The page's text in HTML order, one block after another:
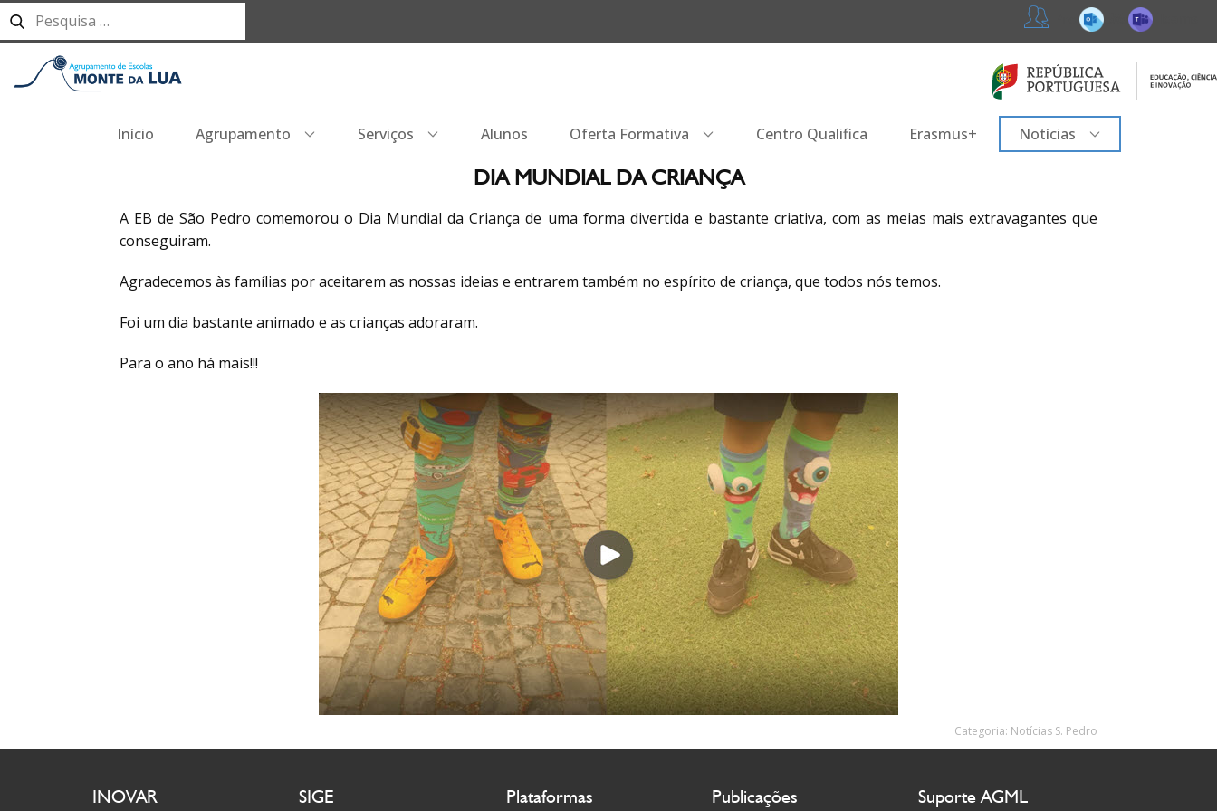
Professores
365
Início Agrupamento Serviços Alunos Oferta Formativa Centro Qualifica Erasmus+ Notícias
DIA MUNDIAL DA CRIANÇA
A EB de São Pedro comemorou o Dia Mundial da Criança de uma forma divertida e bastante criativa, com as meias mais extravagantes que
conseguiram.
Agradecemos às famílias por aceitarem as nossas ideias e entrarem também no espírito de criança, que todos nós temos.
Foi um dia bastante animado e as crianças adoraram.
Para o ano há mais!!!
Categoria: Notícias S. Pedro
INOVAR SIGE Plataformas Publicações Suporte AGML